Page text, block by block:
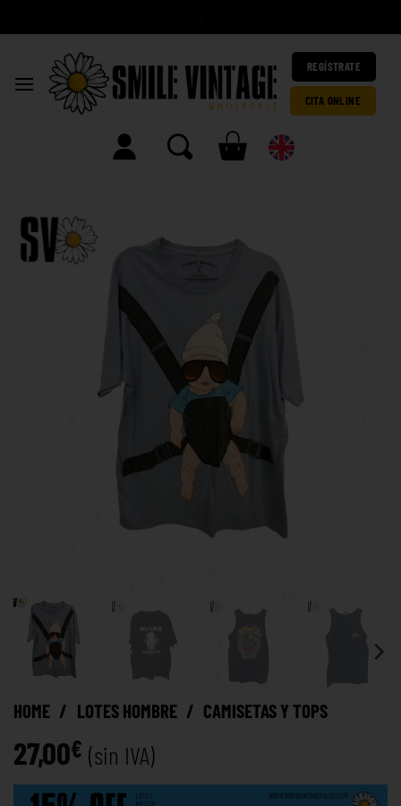
REGÍSTRATE
CITA ONLINE
HOME / LOTES HOMBRE / CAMISETAS Y TOPS
27,00€ (sin IVA)